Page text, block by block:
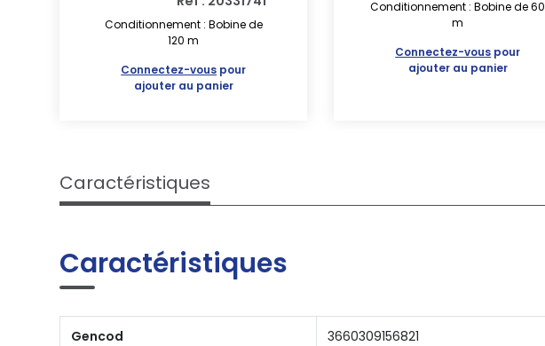
Conditionnement : Bobine de
120 m
Connectez-vous pour
ajouter au panier
Conditionnement : Bobine de 60
m
Connectez-vous pour
ajouter au panier
Caractéristiques
Caractéristiques
Gencod 3660309156821